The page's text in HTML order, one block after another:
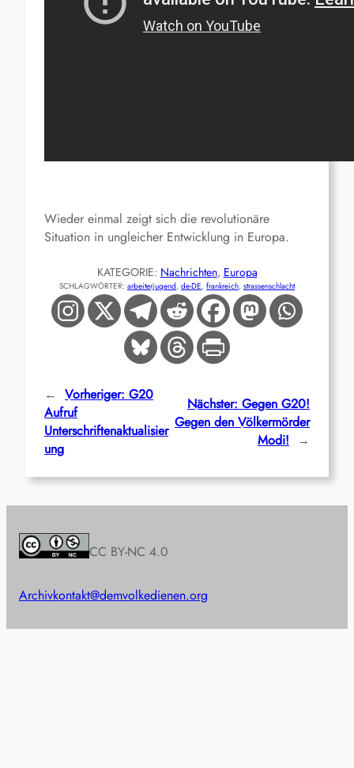
Wieder einmal zeigt sich die revolutionäre
Situation in ungleicher Entwicklung in Europa.
KATEGORIE: Nachrichten, Europa
SCHLAGWÖRTER: arbeiterjugend, de-DE, frankreich, strassenschlacht
← Vorheriger: G20
Aufruf
Unterschriftenaktualisier
ung
Nächster: Gegen G20!
Gegen den Völkermörder
Modi!
→
CC BY-NC 4.0
Archivkontakt@demvolkedienen.org